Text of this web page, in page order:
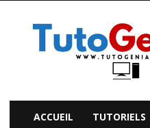
TutoGenial
ACCUEIL TUTORIELS